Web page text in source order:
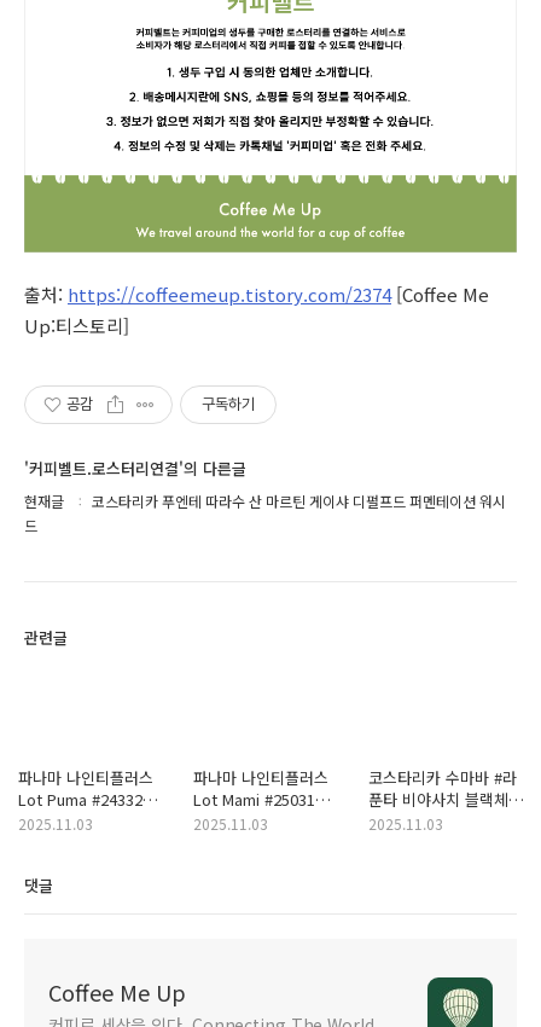
출처: https://coffeemeup.tistory.com/2374 [Coffee Me
Up:티스토리]
공감 구독하기
'커피벨트.로스터리연결'의 다른글
현재글
코스타리카 푸엔테 따라수 산 마르틴 게이샤 디펄프드 퍼멘테이션 워시
드
관련글
파나마 나인티플러스
Lot Puma #24332
게이샤 익스페리멘탈
2025.11.03
파나마 나인티플러스
Lot Mami #25031
게이샤 익스페리멘탈
2025.11.03
코스타리카 수마바 #라
푼타 비야사치 블랙체리
레스티드 허니
2025.11.03
댓글
Coffee Me Up